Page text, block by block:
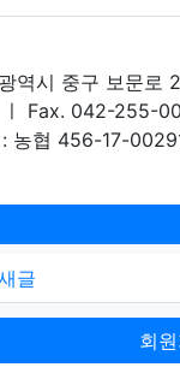
역시 중구 보문로
Fax. 042-255-
: 농협 456-17-
글
회